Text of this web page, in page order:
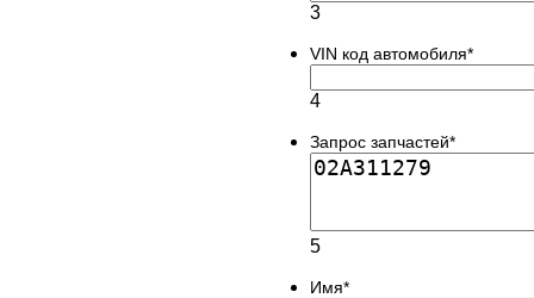
3
VIN код автомобиля*
4
Запрос запчастей*
5
Имя*